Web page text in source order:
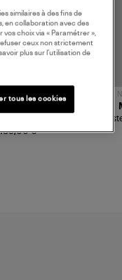
COLLECTION
189,00 €
similaires à des fins de
en collaboration avec des
choix via « Paramétrer »,
ceux non strictement
plus sur l’utilisation de
tous les cookies